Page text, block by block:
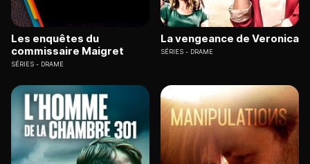
Les enquêtes du
commissaire Maigret
SÉRIES DRAME
La vengeance de Veronica
SÉRIES DRAME